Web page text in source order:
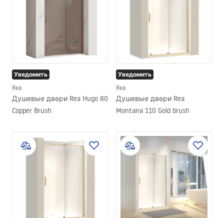
Уведомить
Rea
Душевые двери Rea Hugo 80
Copper Brush
Уведомить
Rea
Душевые двери Rea
Montana 110 Gold brush